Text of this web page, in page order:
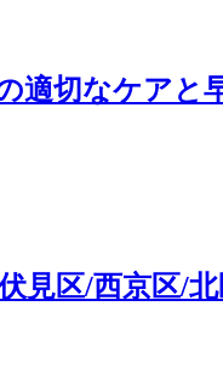
適切なケア
区/西京区/北